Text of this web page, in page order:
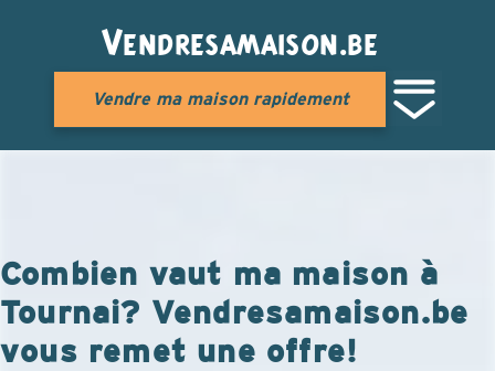
Vendresamaison.be
Vendre ma maison rapidement
Combien vaut ma maison à
Tournai? Vendresamaison.be
vous remet une offre!